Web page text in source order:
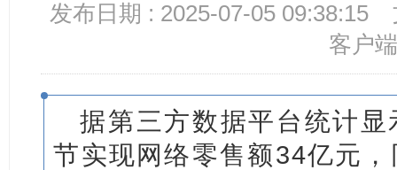
发布日期 : 2025-07-05 09:38:15
客户端
据第三方数据平台统计显
节实现网络零售额34亿元